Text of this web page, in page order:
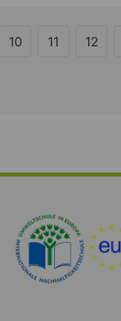
10 11 12